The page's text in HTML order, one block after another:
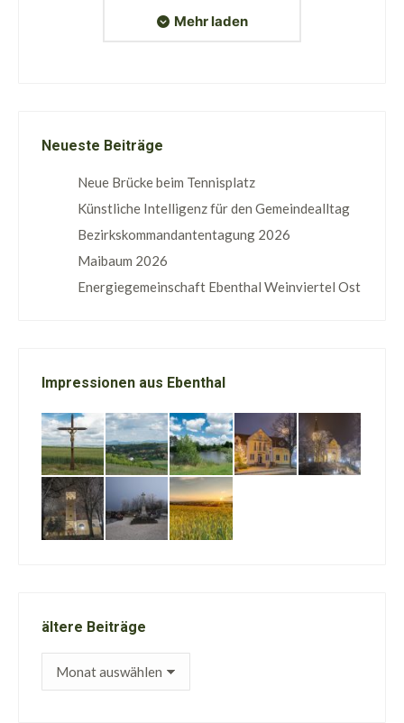
Mehr laden
Neueste Beiträge
Neue Brücke beim Tennisplatz
Künstliche Intelligenz für den Gemeindealltag
Bezirkskommandantentagung 2026
Maibaum 2026
Energiegemeinschaft Ebenthal Weinviertel Ost
Impressionen aus Ebenthal
ältere Beiträge